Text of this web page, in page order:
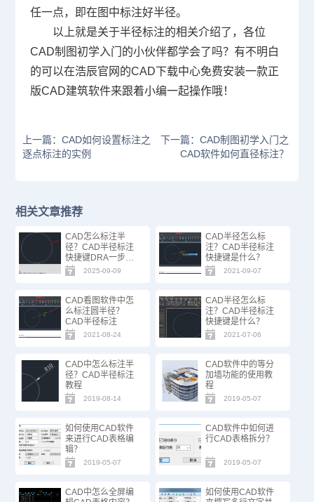
任一点，即在图中标注好半径。
以上就是关于半径标注的相关介绍了，各位
CAD制图初学入门的小伙伴都学会了吗？有不明白
的可以在浩辰官网的CAD下载中心免费安装一款正
版CAD建筑软件来跟着小编一起操作哦！
上一篇：CAD如何设置标注之
逐点标注的实例
下一篇：CAD制图初学入门之
CAD软件如何直径标注？
相关文章推荐
CAD怎么标注半
径？CAD半径标注
快捷键DRA一步搞
定！
2025-09-09
CAD半径怎么标
注？CAD半径标注
快捷键是什么？
2021-09-07
CAD看图软件中怎
么标注圆半径？
CAD半径标注
2021-08-24
CAD半径怎么标
注？CAD半径标注
快捷键是什么？
2021-07-06
CAD中怎么标注半
径？CAD半径标注
教程
2019-08-14
CAD软件中的等分
加墙功能的使用教
程
2019-05-07
如何使用CAD软件
来进行CAD表格编
辑？
2019-05-07
CAD软件中如何进
行CAD表格拆分？
2019-05-07
CAD中怎么全屏编
如何使用CAD软件